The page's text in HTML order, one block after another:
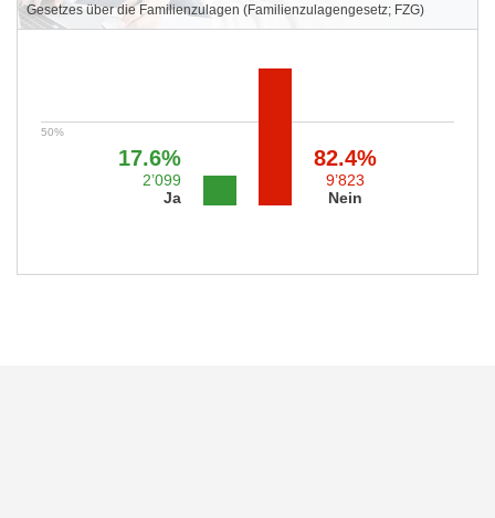
Gesetzes über die Familienzulagen (Familienzulagengesetz; FZG)
17.6%
2’099
Ja
82.4%
9’823
Nein